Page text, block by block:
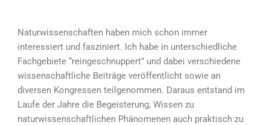
Naturwissenschaften haben mich schon immer
interessiert und fasziniert. Ich habe in unterschiedliche
Fachgebiete “reingeschnuppert” und dabei verschiedene
wissenschaftliche Beiträge veröffentlicht sowie an
diversen Kongressen teilgenommen. Daraus entstand im
Laufe der Jahre die Begeisterung, Wissen zu
naturwissenschaftlichen Phänomenen auch praktisch zu